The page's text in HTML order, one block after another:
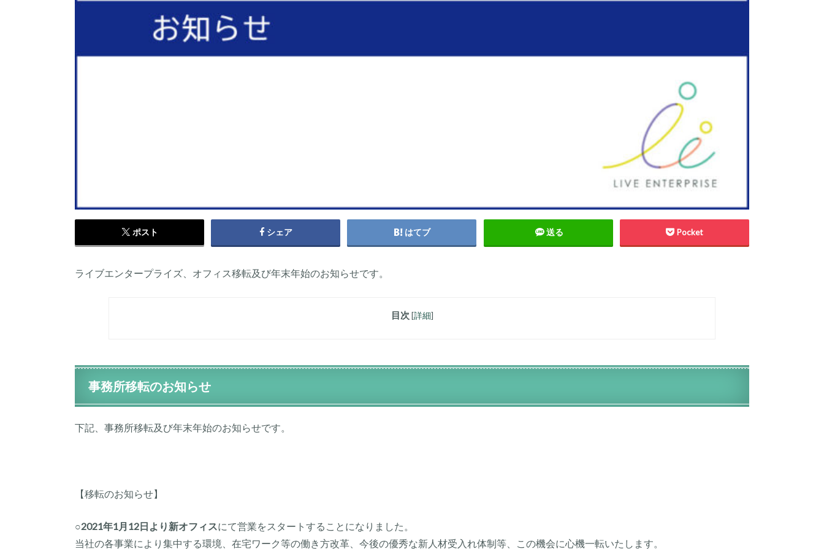
ポスト シェア はてブ 送る Pocket
ライブエンタープライズ、オフィス移転及び年末年始のお知らせです。
目次 [詳細]
事務所移転のお知らせ
下記、事務所移転及び年末年始のお知らせです。
【移転のお知らせ】
○2021年1月12日より新オフィスにて営業をスタートすることになりました。
当社の各事業により集中する環境、在宅ワーク等の働き方改革、今後の優秀な新人材受入れ体制等、この機会に心機一転いたします。